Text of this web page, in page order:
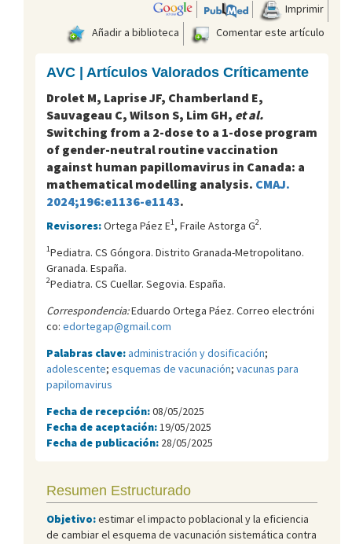
Imprimir
Añadir a biblioteca
Comentar este artículo
AVC | Artículos Valorados Críticamente
Drolet M, Laprise JF, Chamberland E,
Sauvageau C, Wilson S, Lim GH, et al.
Switching from a 2-dose to a 1-dose program
of gender-neutral routine vaccination
against human papillomavirus in Canada: a
mathematical modelling analysis. CMAJ.
2024;196:e1136-e1143.
Revisores:Ortega Páez E1, Fraile Astorga G2.
1Pediatra. CS Góngora. Distrito Granada-Metropolitano.
Granada. España.
2Pediatra. CS Cuellar. Segovia. España.
Correspondencia:Eduardo Ortega Páez. Correo electróni
co: edortegap@gmail.com
Palabras clave:administración y dosificación;
adolescente; esquemas de vacunación; vacunas para
papilomavirus
Fecha de recepción:08/05/2025
Fecha de aceptación: 19/05/2025
Fecha de publicación: 28/05/2025
Resumen Estructurado
Objetivo:estimar el impacto poblacional y la eficiencia
de cambiar el esquema de vacunación sistemática contra